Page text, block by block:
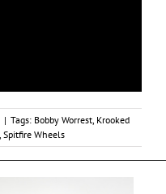
| Tags: Bobby Worrest Krooked
Spitfire Wheels